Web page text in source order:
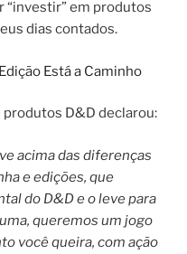
“investir” em produtos
dias contados.
produtos D&D declarou:
acima das diferenças
e edições, que
do D&D e o leve para
queremos um jogo
você queira, com ação